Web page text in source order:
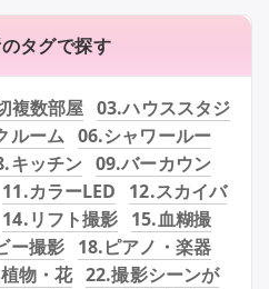
タグで探す
複数部屋 03.ハウススタジ
ルーム 06.シャワールー
キッチン 09.バーカウン
11.カラーLED
12.スカイバ
14.リフト撮影 15.血糊撮
ー撮影 18.ピアノ・楽器
物・花 22.撮影シーンが